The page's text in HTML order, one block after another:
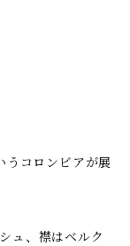
コロンビアが展
ュ、襟はベルク